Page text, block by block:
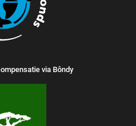
via Bôndy